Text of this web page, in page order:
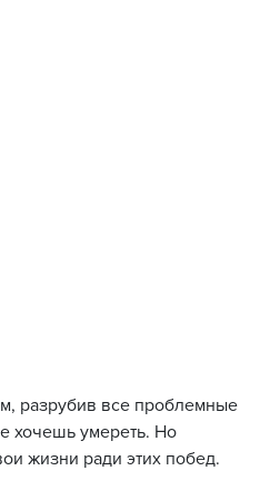
разрубив все проблемные
хочешь умереть. Но
жизни ради этих побед.